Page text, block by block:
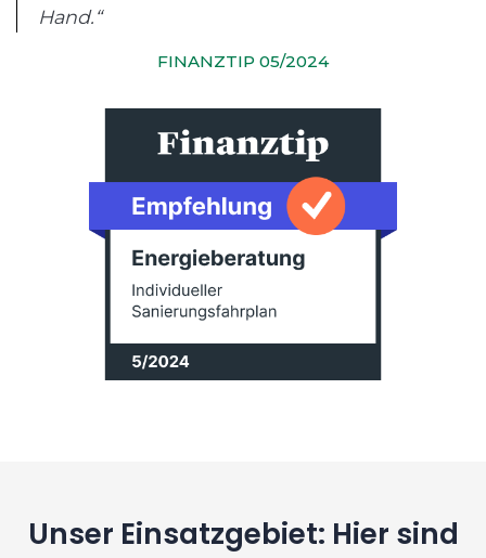
Hand.“
FINANZTIP 05/2024
Unser Einsatzgebiet: Hier sind